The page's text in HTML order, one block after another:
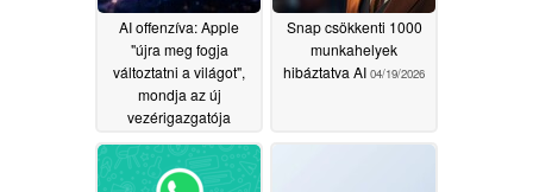
AI offenzíva: Apple
"újra meg fogja
változtatni a világot",
mondja az új
vezérigazgatója
04/23/2026
Snap csökkenti 1000
munkahelyek
hibáztatva AI 04/19/2026